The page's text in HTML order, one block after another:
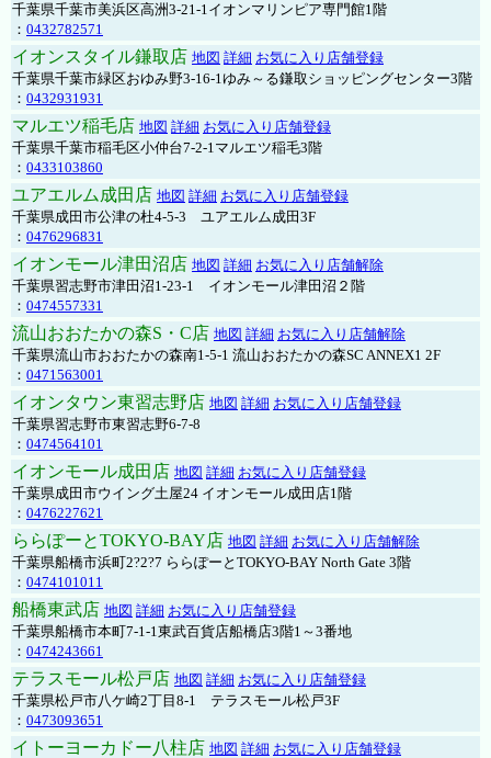
千葉県千葉市美浜区高洲3-21-1イオンマリンピア専門館1階
： 0432782571
イオンスタイル鎌取店 地図 詳細 お気に入り店舗登録
千葉県千葉市緑区おゆみ野3-16-1ゆみ～る鎌取ショッピングセンター3階
： 0432931931
マルエツ稲毛店 地図 詳細 お気に入り店舗登録
千葉県千葉市稲毛区小仲台7-2-1マルエツ稲毛3階
： 0433103860
ユアエルム成田店 地図 詳細 お気に入り店舗登録
千葉県成田市公津の杜4-5-3 ユアエルム成田3F
： 0476296831
イオンモール津田沼店 地図 詳細 お気に入り店舗解除
千葉県習志野市津田沼1-23-1 イオンモール津田沼２階
： 0474557331
流山おおたかの森S・C店 地図 詳細 お気に入り店舗解除
千葉県流山市おおたかの森南1-5-1 流山おおたかの森SC ANNEX1 2F
： 0471563001
イオンタウン東習志野店 地図 詳細 お気に入り店舗登録
千葉県習志野市東習志野6-7-8
： 0474564101
イオンモール成田店 地図 詳細 お気に入り店舗登録
千葉県成田市ウイング土屋24 イオンモール成田店1階
： 0476227621
ららぽーとTOKYO-BAY店 地図 詳細 お気に入り店舗解除
千葉県船橋市浜町2?2?7 ららぽーとTOKYO-BAY North Gate 3階
： 0474101011
船橋東武店 地図 詳細 お気に入り店舗登録
千葉県船橋市本町7-1-1東武百貨店船橋店3階1～3番地
： 0474243661
テラスモール松戸店 地図 詳細 お気に入り店舗登録
千葉県松戸市八ケ崎2丁目8-1 テラスモール松戸3F
： 0473093651
イトーヨーカドー八柱店 地図 詳細 お気に入り店舗登録